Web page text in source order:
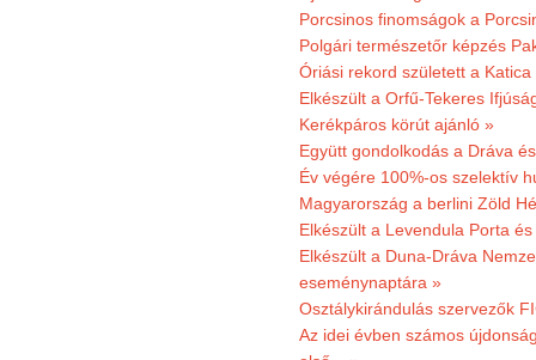
Porcsinos finomságok a
Polgári természetőr képzés
Óriási rekord született a Katica
Elkészült a Orfű-Tekeres
Kerékpáros körút ajánló »
Együtt gondolkodás a Dráva
Év végére 100%-os szelektív
Magyarország a berlini Zöld
Elkészült a Levendula Porta
Elkészült a Duna-Dráva
eseménynaptára »
Osztálykirándulás szervezők
Az idei évben számos